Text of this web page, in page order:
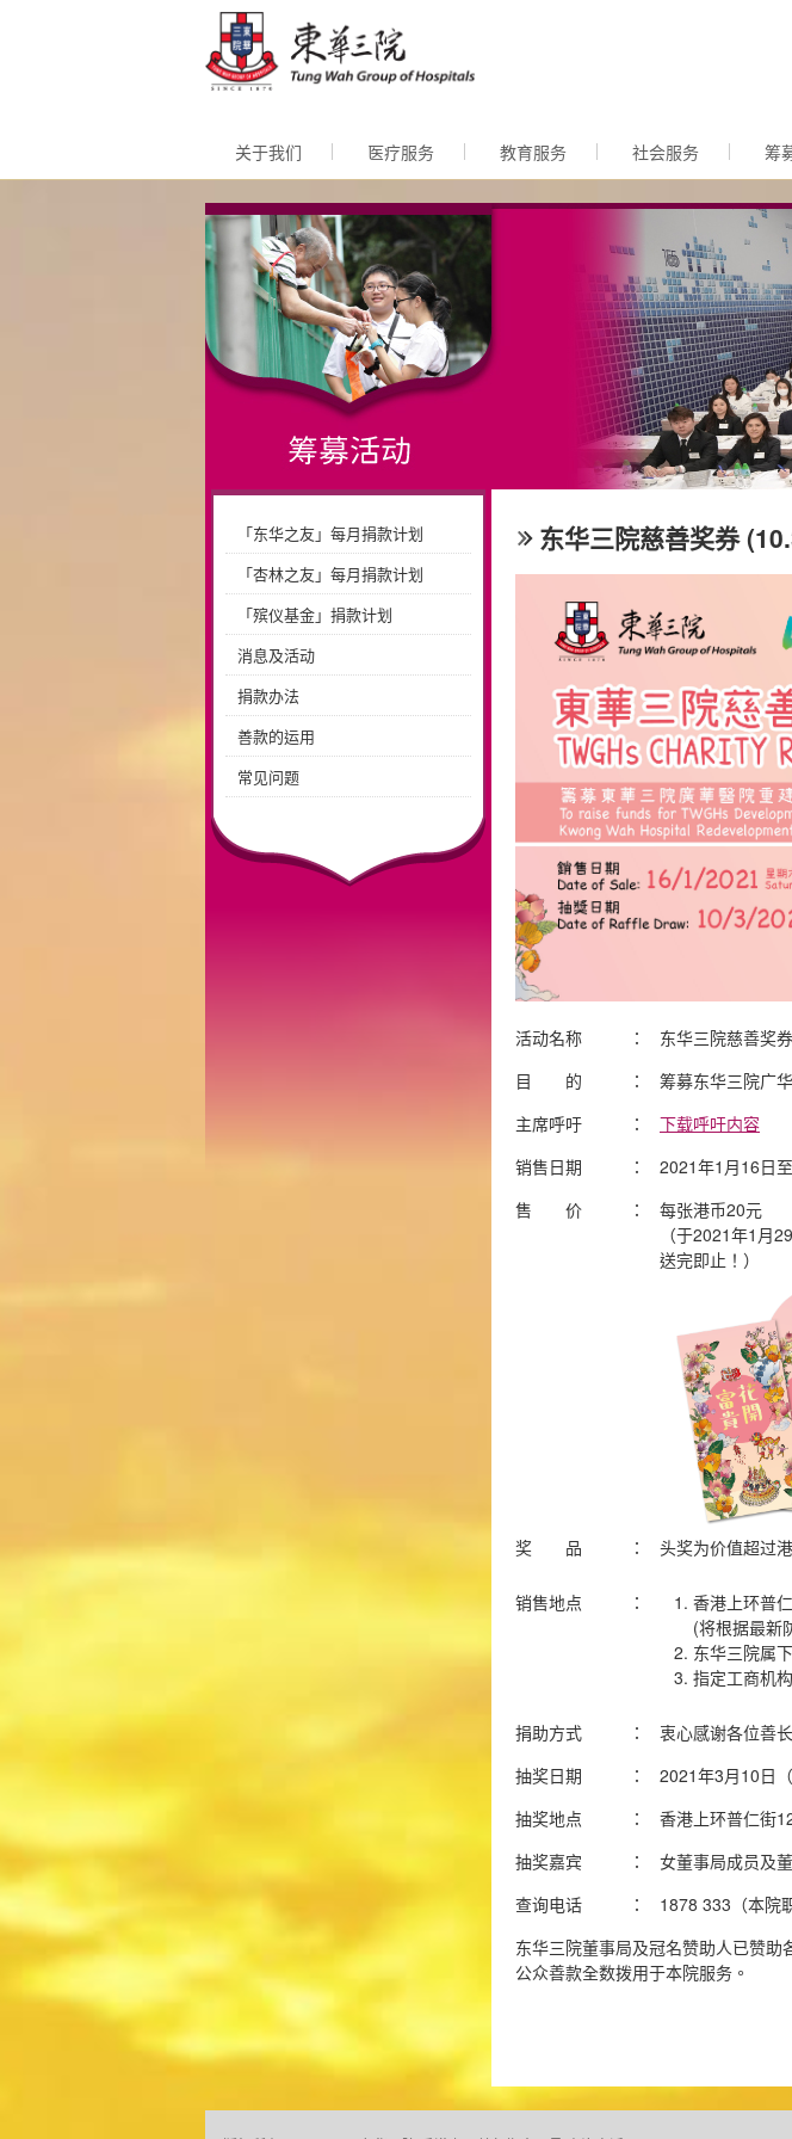
关于我们 医疗服务 教育服务 社会服务 筹
「东华之友」每月捐款计划
「杏林之友」每月捐款计划
「殡仪基金」捐款计划
消息及活动
捐款办法
善款的运用
常见问题
东华三院慈善奖券
活动名称 ：
东华三院慈善奖券
目 的
：
筹募东华三院广
主席呼吁
：
下载呼吁内容
销售日期
：
2021年1月16日
售 价
：
每张港币20元
（于2021年1月
送完即止！）
奖 品 ： 头奖为价值超过
销售地点 ：
香港上环普
(将根据最新
东华三院属
指定工商机
捐助方式 ： 衷心感谢各位善
抽奖日期
：
2021年3月10日（
抽奖地点
：
香港上环普仁街
抽奖嘉宾
：
女董事局成员及
查询电话
：
1878 333（本院
东华三院董事局及冠名赞助人已赞
公众善款全数拨用于本院服务。